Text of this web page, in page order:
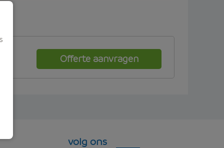
Offerte aanvragen
volg ons